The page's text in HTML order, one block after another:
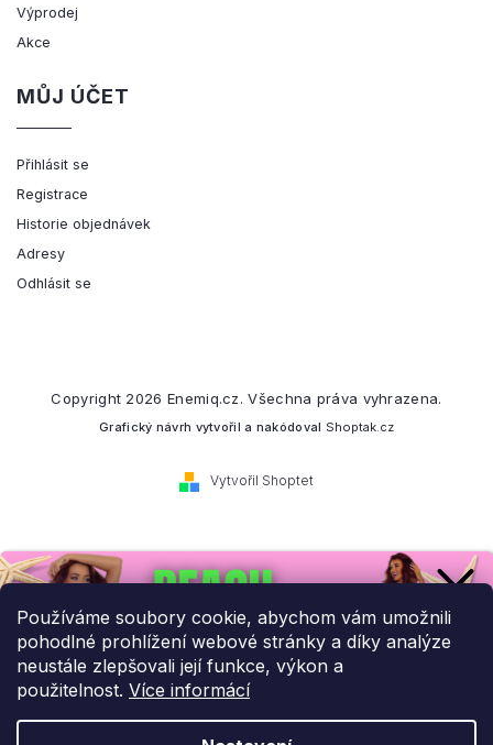
Používáme soubory cookie, abychom vám umožnili
pohodlné prohlížení webové stránky a díky analýze
neustále zlepšovali její funkce, výkon a
použitelnost. Více informácí
Výprodej
Akce
MŮJ ÚČET
Přihlásit se
Registrace
Historie objednávek
Adresy
Odhlásit se
Vytvořil Shoptet
Copyright 2026 Enemiq.cz. Všechna práva vyhrazena.
Grafický návrh vytvořil a nakódoval Shoptak.cz
Přihlaste se k našemu
newsletteru.
Budeme vám posílat informace o našich novinkách a slevových
akcích.